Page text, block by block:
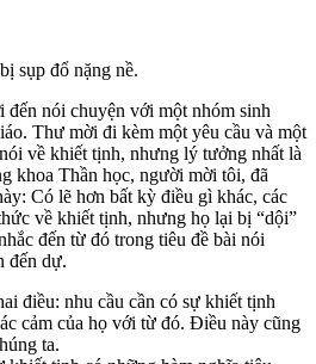
sụp đổ nặng nề.
nói chuyện với một nhóm sinh
Thư mời đi kèm một yêu cầu và một
về khiết tịnh, nhưng lý tưởng nhất là
khoa Thần học, người mời tôi, đã
Có lẽ hơn bất kỳ điều gì khác, các
về khiết tịnh, nhưng họ lại bị “dội”
đến từ đó trong tiêu đề bài nói
đến dự.
điều: nhu cầu cần có sự khiết tịnh
cảm của họ với từ đó. Điều này cũng
ta.